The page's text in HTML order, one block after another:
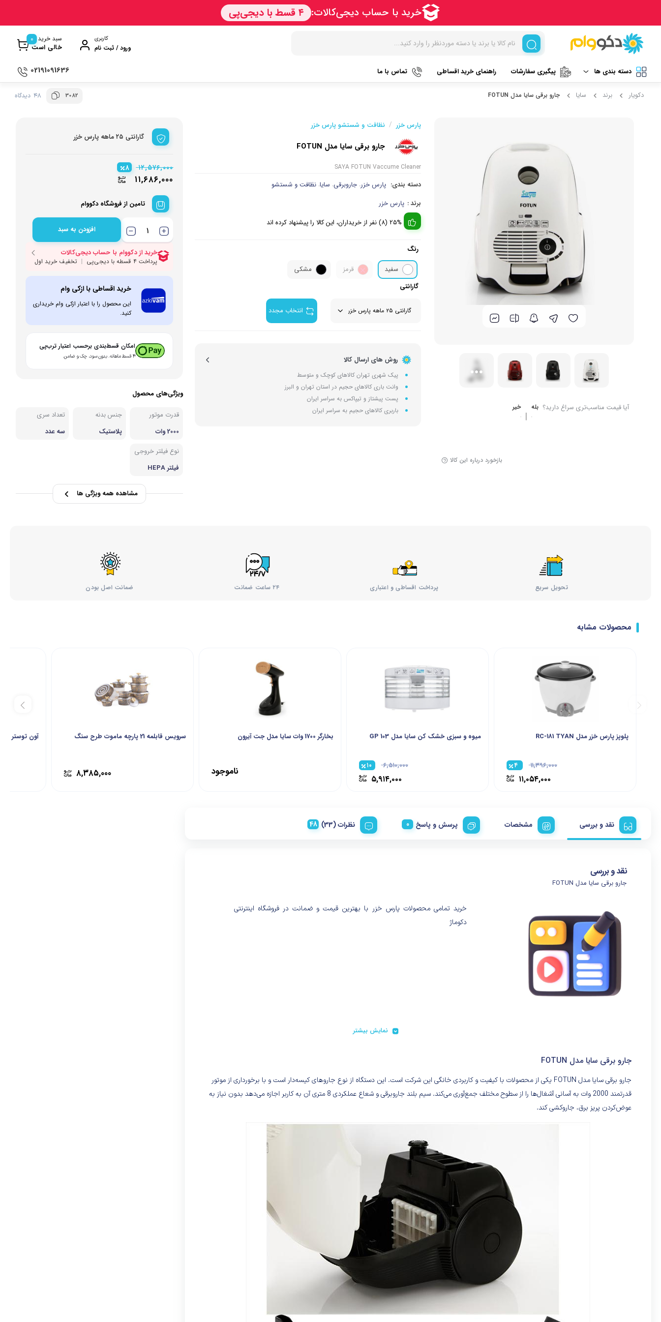
کاربری
ورود / ثبت نام
سبد خرید
خالی است
0
دسته بندی ها
لوازم برقی آشپزخانه
رنده برقی
گوشت کوب برقی
لوازم پخت و پز
آون توستر
مولتی کوکر
تستر نان
زودپز
وافل ساز
لوازم جانبی و مصرفی نوشیدنی‌ساز
ترازو آشپزخانه
ظروف پخت و پز
تهویه، سرمایش و گرمایش
پیگیری سفارشات راهنمای خرید اقساطی تماس با ما 02191091636
دکویار برند سایا جارو برقی سایا مدل FOTUN 3082 48 دیدگاه
آیا قیمت مناسب‌تری سراغ دارید؟ بله
|
خیر
بازخورد درباره این کالا
پارس خزر / نظافت و شستشو پارس خزر
جارو برقی سایا مدل FOTUN
SAYA FOTUN Vaccume Cleaner
دسته بندی: پارس خزر،جاروبرقی، سایا،نظافت و شستشو
برند : پارس خزر
25% (8) نفر از خریداران، این کالا را پیشنهاد کرده اند
رنگ
سفید
قرمز
مشکی
گارانتی
انتخاب مجدد
روش های ارسال کالا
پیک شهری تهران کالاهای کوچک و متوسط
وانت باری کالاهای حجیم در استان تهران و البرز
پست پیشتاز و تیپاکس به سراسر ایران
باربری کالاهای حجیم به سراسر ایران
گارانتی ۲۵ ماهه پارس خزر
۱۲,۵۷۶,۰۰۰
۱۱,۶۸۶,۰۰۰
۸
تامین از فروشگاه دکووام
افزودن به سبد
خرید اقساطی با ازکی وام
این محصول را با اعتبار ازکی وام خریداری
کنید.
امکان قسط‌بندی برحسب اعتبار ترب‌پی
۴ قسط ماهانه. بدون سود، چک و ضامن.
ویژگی‌های محصول
قدرت موتور
2000 وات
جنس بدنه
پلاستیک
تعداد سری
سه عدد
نوع فیلتر خروجی
فیلتر HEPA
مشاهده همه ویژگی ها
تحویل سریع پرداخت اقساطی و اعتباری ۲۴ ساعت ضمانت ضمانت اصل بودن
محصولات مشابه
پلوپز پارس خزر مدل RC-181 TYAN
۱۱,۳۹۶,۰۰۰
۱۱,۰۵۴,۰۰۰
۴
میوه و سبزی خشک کن سایا مدل GP 103
۶,۵۱۰,۰۰۰
۵,۹۱۴,۰۰۰
۱۰
بخارگر 1700 وات سایا مدل جت آیرون
ناموجود
سرویس قابلمه 21 پارچه ماموت طرح سنگ
۸,۳۸۵,۰۰۰
آون توستر
نقد و بررسی مشخصات پرسش و پاسخ نظرات (33)
نقد و بررسی
جارو برقی سایا مدل FOTUN
خرید تمامی محصولات پارس خزر با بهترین قیمت و ضمانت در فروشگاه اینترنتی
دکوماژ
نمایش بیشتر
جارو برقی سایا مدل FOTUN
جارو برقی سایا مدل FOTUN یکی از محصولات با کیفیت و کاربردی خانگی این شرکت است. این دستگاه از نوع جاروهای کیسه‌دار است و با برخورداری از موتور
قدرتمند 2000 وات به آسانی آشغال‌ها را از سطوح مختلف جمع‌آوری می‌کند. سیم بلند جاروبرقی و شعاع عملکردی 8 متری آن به کاربر اجازه می‌دهد بدون نیاز به
عوض‌کردن پریز برق، جاروکشی کند.